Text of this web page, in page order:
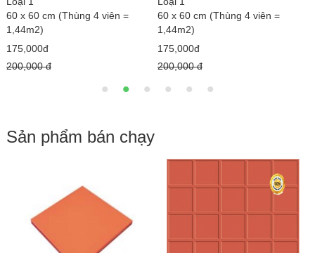
60 x 60 cm (Thùng 4 viên =
1,44m2)
182,000đ
220,000 đ
60 x 60 cm (Thùng 4 viên =
1,44m2)
182,000đ
220,000 đ
Sản phẩm bán chạy